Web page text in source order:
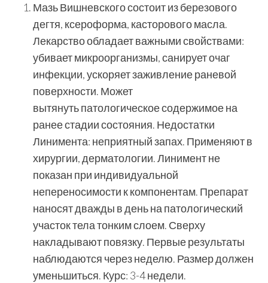
Мазь Вишневского состоит из березового
дегтя, ксероформа, касторового масла.
Лекарство обладает важными свойствами:
убивает микроорганизмы, санирует очаг
инфекции, ускоряет заживление раневой
поверхности. Может
вытянуть патологическое содержимое на
ранее стадии состояния. Недостатки
Линимента: неприятный запах. Применяют в
хирургии, дерматологии. Линимент не
показан при индивидуальной
непереносимости к компонентам. Препарат
наносят дважды в день на патологический
участок тела тонким слоем. Сверху
накладывают повязку. Первые результаты
наблюдаются через неделю. Размер должен
уменьшиться. Курс: 3-4 недели.